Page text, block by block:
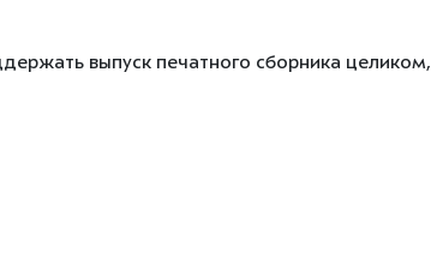
выпуск печатного сборника целиком,